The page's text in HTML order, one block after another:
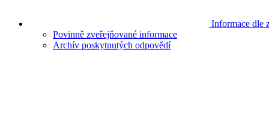
Informace dle
Povinně zveřejňované informace
Archív poskytnutých odpovědí